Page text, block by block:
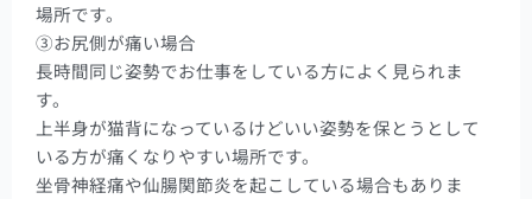
場所です。
③お尻側が痛い場合
長時間同じ姿勢でお仕事をしている方によく見られま
す。
上半身が猫背になっているけどいい姿勢を保とうとして
いる方が痛くなりやすい場所です。
坐骨神経痛や仙腸関節炎を起こしている場合もありま